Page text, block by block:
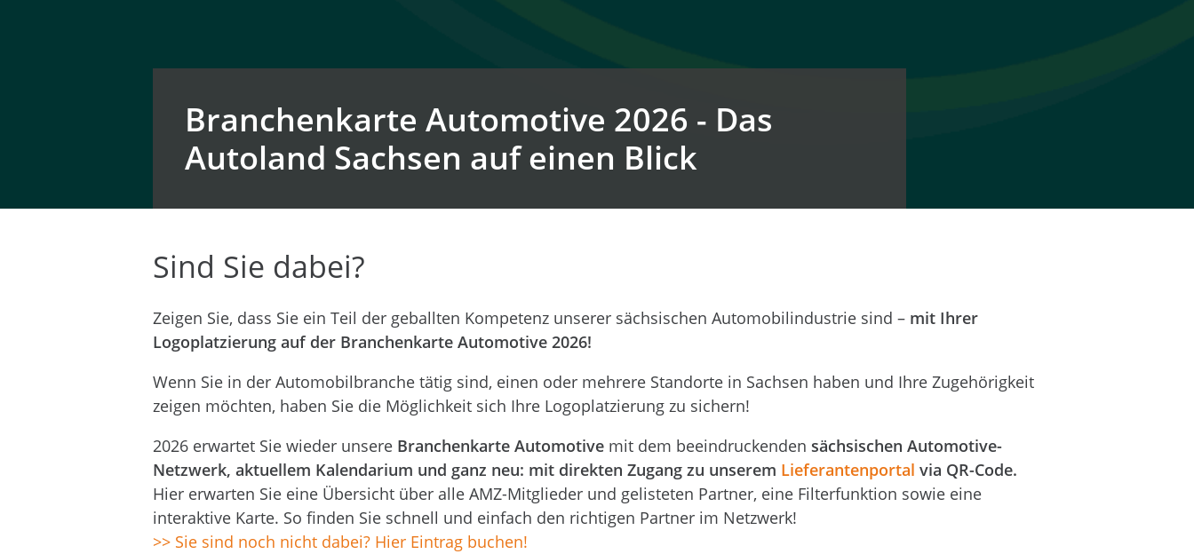
Branchenkarte Automotive 2026 - Das
Autoland Sachsen auf einen Blick
Sind Sie dabei?
Zeigen Sie, dass Sie ein Teil der geballten Kompetenz unserer sächsischen Automobilindustrie sind – mit Ihrer
Logoplatzierung auf der Branchenkarte Automotive 2026!
Wenn Sie in der Automobilbranche tätig sind, einen oder mehrere Standorte in Sachsen haben und Ihre Zugehörigkeit
zeigen möchten, haben Sie die Möglichkeit sich Ihre Logoplatzierung zu sichern!
2026 erwartet Sie wieder unsere Branchenkarte Automotive mit dem beeindruckenden sächsischen Automotive-
Netzwerk, aktuellem Kalendarium und ganz neu: mit direkten Zugang zu unserem Lieferantenportal via QR-Code.
Hier erwarten Sie eine Übersicht über alle AMZ-Mitglieder und gelisteten Partner, eine Filterfunktion sowie eine
interaktive Karte. So finden Sie schnell und einfach den richtigen Partner im Netzwerk!
>> Sie sind noch nicht dabei? Hier Eintrag buchen!